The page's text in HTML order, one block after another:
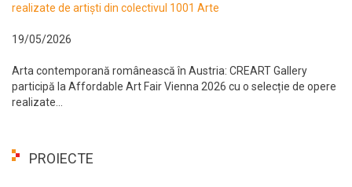
realizate de artiști din colectivul 1001 Arte
19/05/2026
Arta contemporană românească în Austria: CREART Gallery
participă la Affordable Art Fair Vienna 2026 cu o selecție de opere
realizate...
PROIECTE